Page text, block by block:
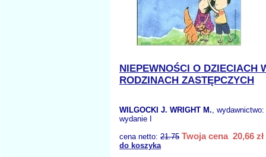
NIEPEWNOŚCI O DZIECIACH
RODZINACH ZASTĘPCZYCH
WILGOCKI J. WRIGHT M., wydawnictwo:
wydanie I
cena netto: 21.75 Twoja cena 20,66 zł
do koszyka